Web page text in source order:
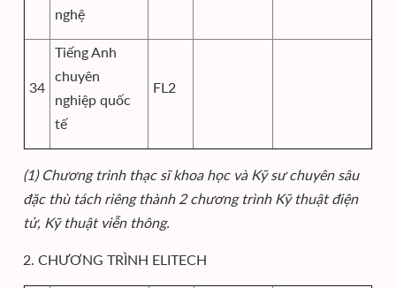
nghệ
34
Tiếng Anh
chuyên
nghiệp quốc
tế
FL2
(1) Chương trình thạc sĩ khoa học và Kỹ sư chuyên sâu
đặc thù tách riêng thành 2 chương trình Kỹ thuật điện
tử, Kỹ thuật viễn thông.
2. CHƯƠNG TRÌNH ELITECH